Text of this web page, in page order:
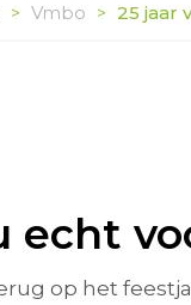
> Vmbo > 25 jaar
echt
op het